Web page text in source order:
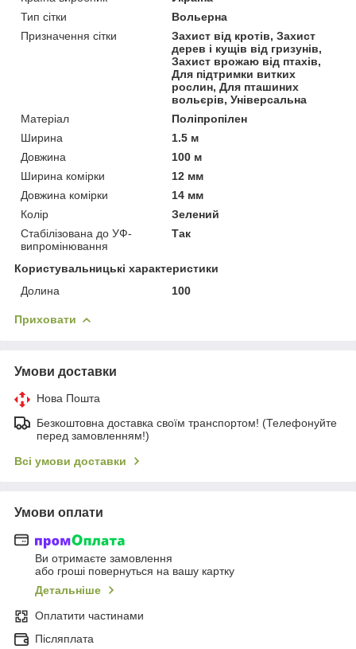
Тип сітки
Вольерна
Призначення сітки
Захист від кротів, Захист
дерев і кущів від гризунів,
Захист врожаю від птахів,
Для підтримки витких
рослин, Для пташиних
вольєрів, Універсальна
Матеріал
Поліпропілен
Ширина
1.5 м
Довжина
100 м
Ширина комірки
12 мм
Довжина комірки
14 мм
Колір
Зелений
Стабілізована до УФ-
випромінювання
Так
Користувальницькі характеристики
Долина
100
Приховати
Умови доставки
Нова Пошта
Безкоштовна доставка своїм транспортом! (Телефонуйте
перед замовленням!)
Всі умови доставки
Умови оплати
Ви отримаєте замовлення
або гроші повернуться на вашу картку
Детальніше
Оплатити частинами
Післяплата